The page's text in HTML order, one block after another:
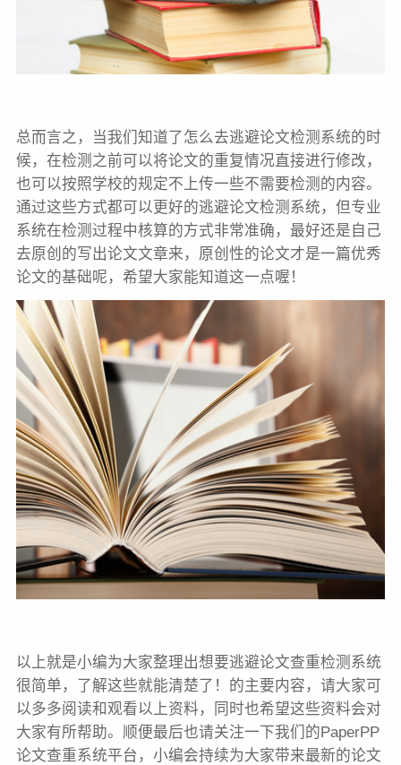
总而言之，当我们知道了怎么去逃避论文检测系统的时
候，在检测之前可以将论文的重复情况直接进行修改，
也可以按照学校的规定不上传一些不需要检测的内容。
通过这些方式都可以更好的逃避论文检测系统，但专业
系统在检测过程中核算的方式非常准确，最好还是自己
去原创的写出论文文章来，原创性的论文才是一篇优秀
论文的基础呢，希望大家能知道这一点喔！
以上就是小编为大家整理出想要逃避论文查重检测系统
很简单，了解这些就能清楚了！的主要内容，请大家可
以多多阅读和观看以上资料，同时也希望这些资料会对
大家有所帮助。顺便最后也请关注一下我们的PaperPP
论文查重系统平台，小编会持续为大家带来最新的论文